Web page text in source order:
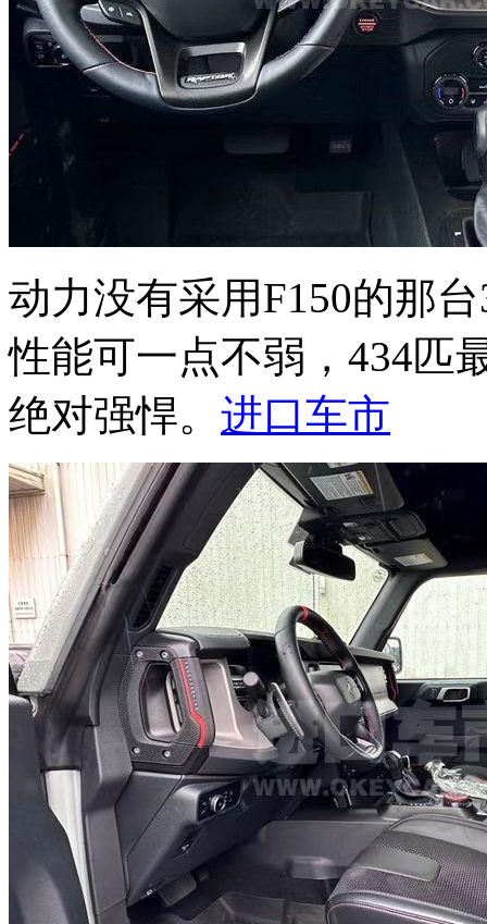
动力没有采用F150的那
性能可一点不弱，434匹
绝对强悍。 进口车市